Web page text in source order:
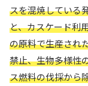
スを混焼している
と、カスケード利
の原料で生産され
禁止、生物多様性
ス燃料の伐採から